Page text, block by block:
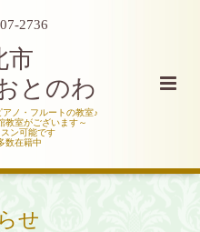
2736
市
とのわ
ノ・フルートの教室♪
教室がございます～
ン可能です
数在籍中
せ